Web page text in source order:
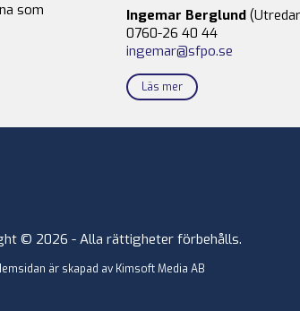
som
Ingemar Berglund
0760-26 40 44
ingemar@sfpo.se
Läs mer
© 2026 - Alla rättigheter förbehålls.
är skapad av Kimsoft Media AB